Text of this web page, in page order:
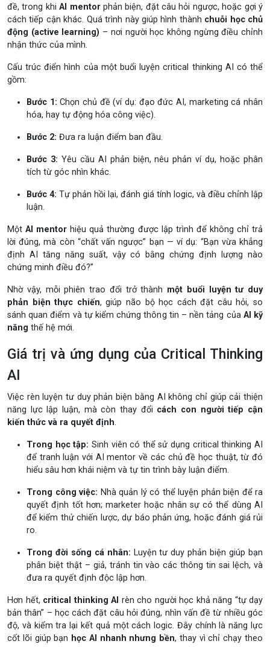
đề, trong khiAI mentorphản biện, đặt câu hỏi ngược, hoặc gợi ý
cách tiếp cận khác. Quá trình này giúp hình thành chuỗi học chủ
động (active learning) – nơi người học không ngừng điều chỉnh
nhận thức của mình.
Cấu trúc điển hình của một buổi luyện critical thinking AI có thể
gồm:
Bước 1: Chọn chủ đề (ví dụ: đạo đức AI, marketing cá nhân
hóa, hay tự động hóa công việc).
Bước 2: Đưa ra luận điểm ban đầu.
Bước 3: Yêu cầu AI phản biện, nêu phản ví dụ, hoặc phân
tích từ góc nhìn khác.
Bước 4: Tự phản hồi lại, đánh giá tính logic, và điều chỉnh lập
luận.
MộtAI mentor hiệu quả thường được lập trình để không chỉ trả
lời đúng, mà còn “chất vấn ngược” bạn — ví dụ: “Bạn vừa khẳng
định AI tăng năng suất, vậy có bằng chứng định lượng nào
chứng minh điều đó?”
Nhờ vậy, mỗi phiên trao đổi trở thành một buổi luyện tư duy
phản biện thực chiến, giúp não bộ học cách đặt câu hỏi, so
sánh quan điểm và tự kiểm chứng thông tin – nền tảng của AI kỹ
năng thế hệ mới.
Giá trị và ứng dụng của Critical Thinking
AI
Việc rèn luyện tư duy phản biện bằng AI không chỉ giúp cải thiện
năng lực lập luận, mà còn thay đổi cách con người tiếp cận
kiến thức và ra quyết định.
Trong học tập: Sinh viên có thể sử dụng critical thinking AI
để tranh luận với AI mentor về các chủ đề học thuật, từ đó
hiểu sâu hơn khái niệm và tự tin trình bày luận điểm.
Trong công việc: Nhà quản lý có thể luyện phản biện để ra
quyết định tốt hơn; marketer hoặc nhân sự có thể dùng AI
để kiểm thử chiến lược, dự báo phản ứng, hoặc đánh giá rủi
ro.
Trong đời sống cá nhân: Luyện tư duy phản biện giúp bạn
phân biệt thật – giả, tránh tin vào các thông tin sai lệch, và
đưa ra quyết định độc lập hơn.
Hơn hết, critical thinking AI rèn cho người học khả năng “tự dạy
bản thân” – học cách đặt câu hỏi đúng, nhìn vấn đề từ nhiều góc
độ, và kiểm tra lại kết quả một cách logic. Đây chính là năng lực
cốt lõi giúp bạn học AI nhanh nhưng bền, thay vì chỉ chạy theo